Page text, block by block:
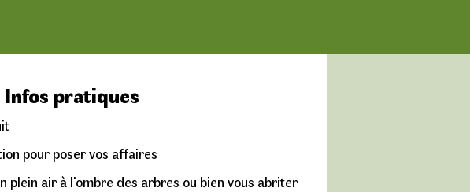
Infos pratiques
pour poser vos affaires
plein air à l'ombre des arbres ou bien vous abriter